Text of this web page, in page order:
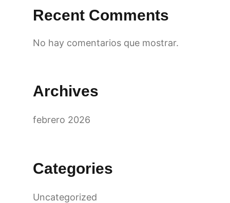
Recent Comments
No hay comentarios que mostrar.
Archives
febrero 2026
Categories
Uncategorized